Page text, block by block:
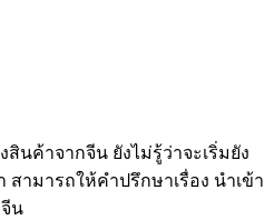
สินค้าจากจีน ยังไม่รู้ว่าจะเริ่มยัง
สามารถให้คำปรึกษาเรื่อง นำเข้า
น